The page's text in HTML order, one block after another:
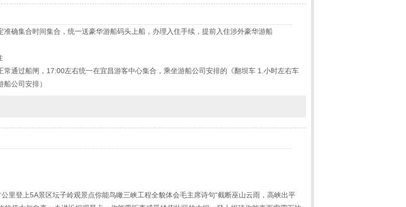
准确集合时间集合，统一送豪华游船码头上船，办理入住手续，提前入住涉外豪华游船
通过船闸，17:00左右统一在宜昌游客中心集合，乘坐游船公司安排的《翻坝车 1.小时左右车
公司安排）
里登上5A景区坛子岭观景点你能鸟瞰三峡工程全貌体会毛主席诗句“截断巫山云雨，高峡出平